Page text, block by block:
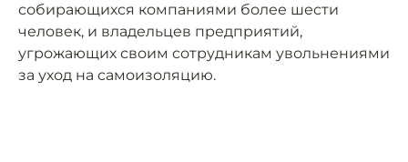
собирающихся компаниями более шести
человек, и владельцев предприятий,
угрожающих своим сотрудникам увольнениями
за уход на самоизоляцию.